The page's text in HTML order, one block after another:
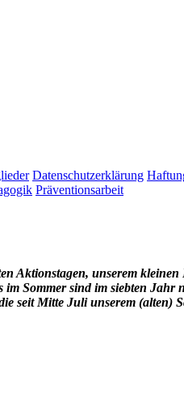
Datenschutzerklärung
Präventionsarbeit
Aktionstagen, unserem
Sommer sind im siebten
Mitte Juli unserem (alten)